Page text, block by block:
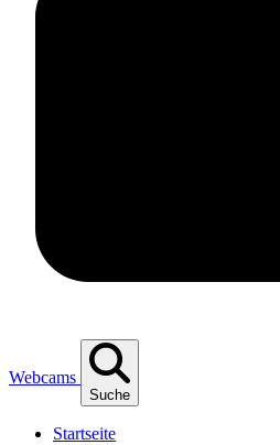
Webcams
Suche
Start­sei­te